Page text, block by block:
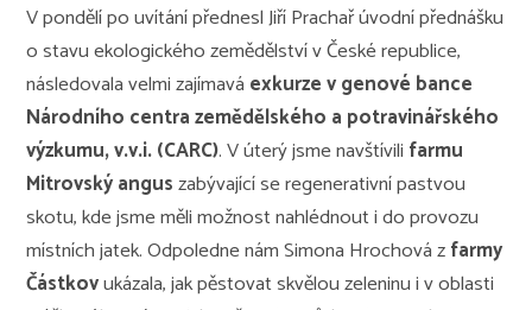
V pondělí po uvítání přednesl Jiří Prachař úvodní přednášku
o stavu ekologického zemědělství v České republice,
následovala velmi zajímavá exkurze v genové bance
Národního centra zemědělského a potravinářského
výzkumu, v.v.i. (CARC). V úterý jsme navštívili farmu
Mitrovský anguszabývající se regenerativní pastvou
skotu, kde jsme měli možnost nahlédnout i do provozu
místních jatek. Odpoledne nám Simona Hrochová zfarmy
Částkovukázala, jak pěstovat skvělou zeleninu i v oblasti